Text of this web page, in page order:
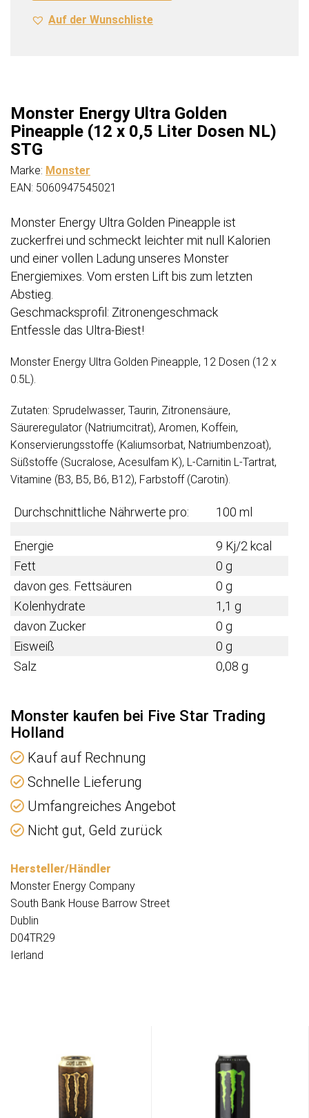
x
0,5
Menge
Auf der Wunschliste
Monster Energy Ultra Golden
Pineapple (12 x 0,5 Liter Dosen NL)
STG
Marke: Monster
EAN: 5060947545021
Monster Energy Ultra Golden Pineapple ist
zuckerfrei und schmeckt leichter mit null Kalorien
und einer vollen Ladung unseres Monster
Energiemixes. Vom ersten Lift bis zum letzten
Abstieg.
Geschmacksprofil: Zitronengeschmack
Entfessle das Ultra-Biest!
Monster Energy Ultra Golden Pineapple, 12 Dosen (12 x
0.5L).
Zutaten: Sprudelwasser, Taurin, Zitronensäure,
Säureregulator (Natriumcitrat), Aromen, Koffein,
Konservierungsstoffe (Kaliumsorbat, Natriumbenzoat),
Süßstoffe (Sucralose, Acesulfam K), L-Carnitin L-Tartrat,
Vitamine (B3, B5, B6, B12), Farbstoff (Carotin).
Durchschnittliche Nährwerte pro: 100 ml
Energie
9 Kj/2 kcal
Fett
0 g
davon ges. Fettsäuren
0 g
Kolenhydrate
1,1 g
davon Zucker
0 g
Eisweiß
0 g
Salz
0,08 g
Monster kaufen bei Five Star Trading
Holland
Kauf auf Rechnung
Schnelle Lieferung
Umfangreiches Angebot
Nicht gut, Geld zurück
Hersteller/Händler
Monster Energy Company
South Bank House Barrow Street
Dublin
D04TR29
Ierland